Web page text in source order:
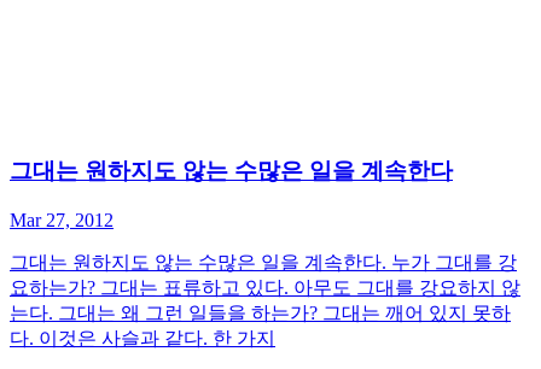
그대는 원하지도 않는 수많은 일을 계속한다
Mar 27, 2012
그대는 원하지도 않는 수많은 일을 계속한다. 누가 그대를 강
요하는가? 그대는 표류하고 있다. 아무도 그대를 강요하지 않
는다. 그대는 왜 그런 일들을 하는가? 그대는 깨어 있지 못하
다. 이것은 사슬과 같다. 한 가지